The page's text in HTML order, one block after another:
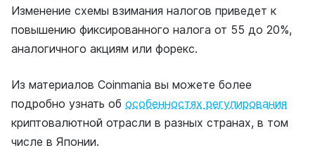
Изменение схемы взимания налогов приведет к
повышению фиксированного налога от 55 до 20%,
аналогичного акциям или форекс.
Из материалов Coinmania вы можете более
подробно узнать об особенностях регулирования
криптовалютной отрасли в разных странах, в том
числе в Японии.